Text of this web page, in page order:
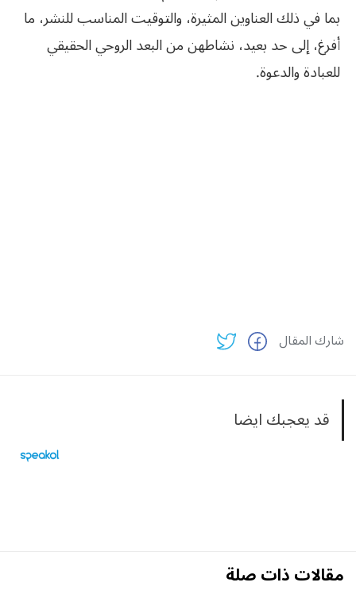
بما في ذلك العناوين المثيرة، والتوقيت المناسب للنشر، ما
أفرغ، إلى حد بعيد، نشاطهن من البعد الروحي الحقيقي
للعبادة والدعوة.
شارك المقال
قد يعجبك ايضا
مقالات ذات صلة